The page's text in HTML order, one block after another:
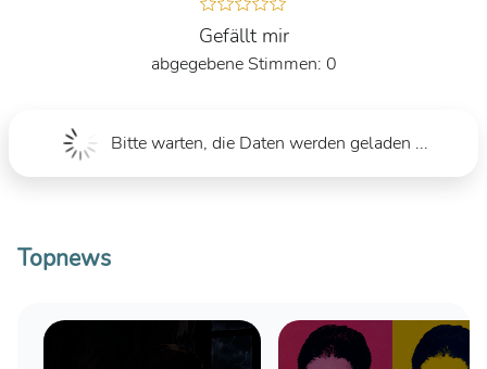
Gefällt mir
0
Bitte warten, die Daten werden geladen ...
Topnews